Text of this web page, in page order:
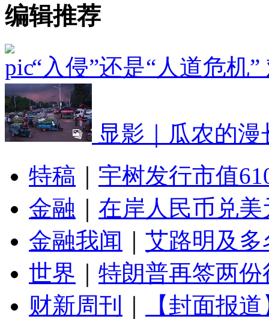
编辑推荐
“入侵”还是“人道危机
显影｜瓜农的漫
特稿
宇树发行市值
金融
在岸人民币兑
金融我闻
艾路明及
世界
特朗普再签两
财新周刊
【封面报